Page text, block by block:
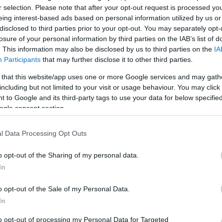
selection. Please note that after your opt-out request is processed
interest-based ads based on personal information utilized by us
to third parties prior to your opt-out. You may separately
of your personal information by third parties on the IAB’s list of
This information may also be disclosed by us to third parties on the
Participants that may further disclose it to other third parties.
that this website/app uses one or more Google services and may
but not limited to your visit or usage behaviour. You may
to Google and its third-party tags to use your data for below
consent section.
Data Processing Opt Outs
opt-out of the Sharing of my personal data.
opt-out of the Sale of my Personal Data.
opt-out of processing my Personal Data for Targeted
LEGFRISSEBB
A közlekedés mérföldkövei
A Közép-Mediterrán útvonal, A Darién-régió